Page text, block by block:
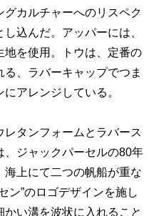
カルチャーへのリスペク
込んだ。アッパーには、
を使用。トウは、定番の
る、ラバーキャップでつま
アレンジしている。
タンフォームとラバース
、ジャックパーセルの80年
上にて二つの帆船が重な
ン”のロゴデザインを施し
い溝を波状に入れること